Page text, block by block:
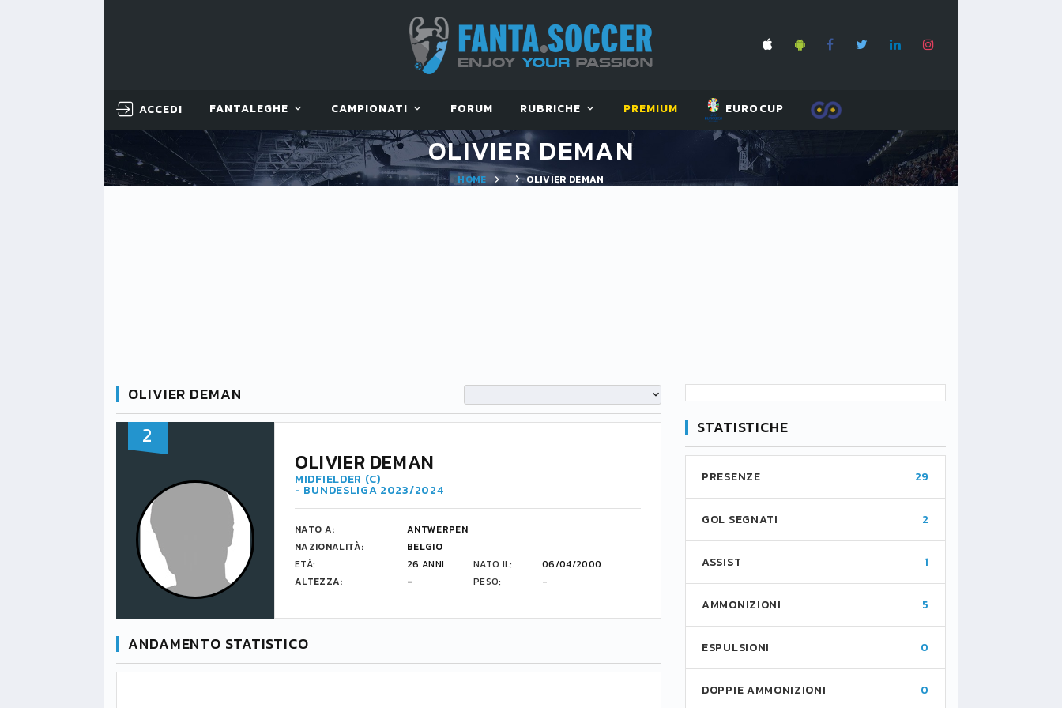
ACCEDI FANTALEGHE CAMPIONATI FORUM RUBRICHE PREMIUM EUROCUP
OLIVIER DEMAN
HOME OLIVIER DEMAN
OLIVIER DEMAN
2
OLIVIER DEMAN
MIDFIELDER (C)
- BUNDESLIGA 2023/2024
NATO A:
ANTWERPEN
NAZIONALITÀ:
BELGIO
ETÀ:
26 ANNI NATO IL:
06/04/2000
ALTEZZA:
- PESO: -
ANDAMENTO STATISTICO
STATISTICHE
PRESENZE 29
GOL SEGNATI 2
ASSIST 1
AMMONIZIONI 5
ESPULSIONI 0
DOPPIE AMMONIZIONI 0